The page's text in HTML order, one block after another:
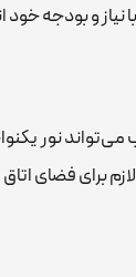
و بودجه خود
نور
برای فضای